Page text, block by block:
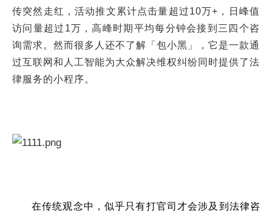
传突然走红，活动推文累计点击量超过10万+，日峰值
访问量超过1万，高峰时期平均每分钟会接到三四个咨
询需求。然而很多人还不了解「包小黑」，它是一款通
过互联网和人工智能为大众解决维权纠纷同时提供了法
律服务的小程序。
在传统观念中，似乎只有打官司才会涉及到法律咨